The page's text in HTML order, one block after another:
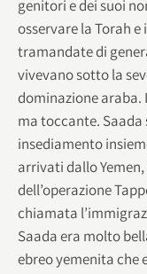
genitori e dei suoi
osservare la Torah
tramandate di
vivevano sotto la
dominazione araba.
ma toccante. Saada
insediamento
arrivati dallo
dell’operazione
chiamata
Saada era molto
ebreo yemenita che